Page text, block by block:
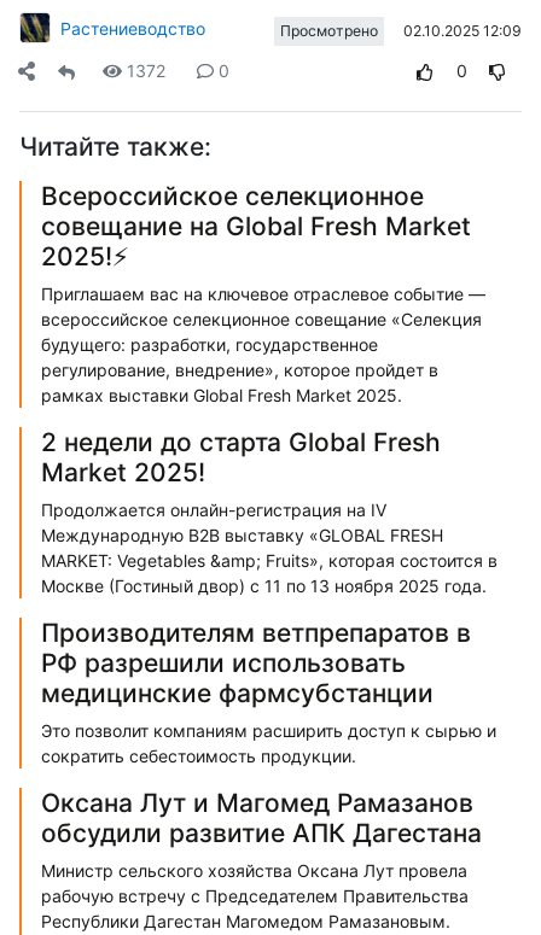
Растениеводство Просмотрено 02.10.2025 12:09
1372 0 0
Читайте также:
Всероссийское селекционное
совещание на Global Fresh Market
2025!⚡️
Приглашаем вас на ключевое отраслевое событие —
всероссийское селекционное совещание «Селекция
будущего: разработки, государственное
регулирование, внедрение», которое пройдет в
рамках выставки Global Fresh Market 2025.
2 недели до старта Global Fresh
Market 2025!
Продолжается онлайн-регистрация на IV
Международную В2В выставку «GLOBAL FRESH
MARKET: Vegetables &amp; Fruits», которая состоится в
Москве (Гостиный двор) с 11 по 13 ноября 2025 года.
Производителям ветпрепаратов в
РФ разрешили использовать
медицинские фармсубстанции
Это позволит компаниям расширить доступ к сырью и
сократить себестоимость продукции.
Оксана Лут и Магомед Рамазанов
обсудили развитие АПК Дагестана
Министр сельского хозяйства Оксана Лут провела
рабочую встречу с Председателем Правительства
Республики Дагестан Магомедом Рамазановым.